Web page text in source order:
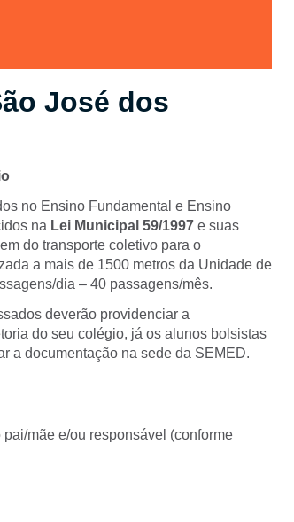
José dos
no Ensino Fundamental e Ensino
na Lei Municipal 59/1997 e suas
do transporte coletivo para o
a mais de 1500 metros da Unidade de
dia – 40 passagens/mês.
deverão providenciar a
do seu colégio, já os alunos bolsistas
a documentação na sede da SEMED.
mãe e/ou responsável (conforme